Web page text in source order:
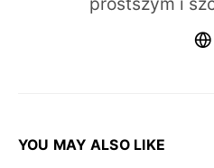
YOU MAY ALSO LIKE